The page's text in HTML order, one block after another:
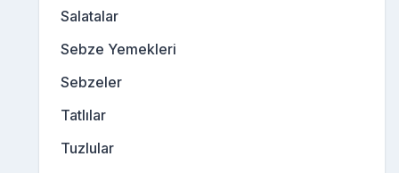
Salatalar
Sebze Yemekleri
Sebzeler
Tatlılar
Tuzlular